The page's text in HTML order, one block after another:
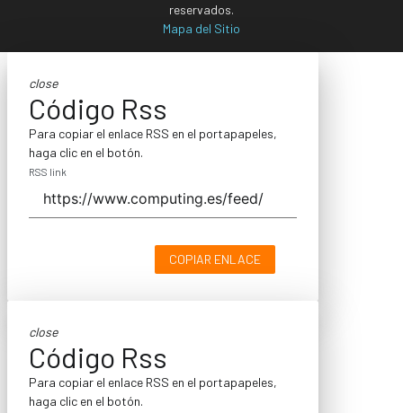
reservados.
Mapa del Sitio
close
Código Rss
Para copiar el enlace RSS en el portapapeles,
haga clic en el botón.
RSS link
COPIAR ENLACE
close
Código Rss
Para copiar el enlace RSS en el portapapeles,
haga clic en el botón.